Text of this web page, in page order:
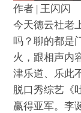
作者 | 王闪闪
今天德云社老
吗？聊的都是
火，跟相声内
津乐道、乐此
脱口秀综艺《
赢得亚军。李